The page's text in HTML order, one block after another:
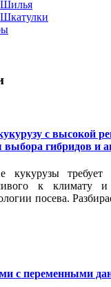
Шилья
Шкатулки
с высокой
гибридов и
кукурузы требует
к климату
посева.
с переменными